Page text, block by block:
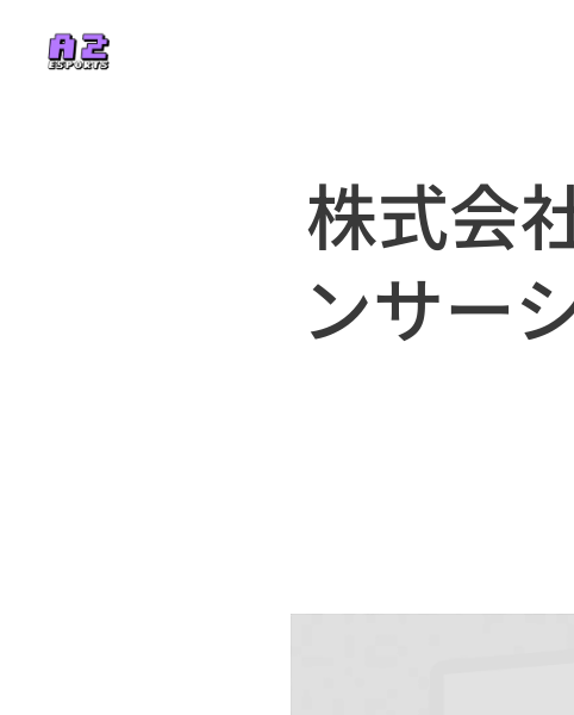
株式会
ンサー